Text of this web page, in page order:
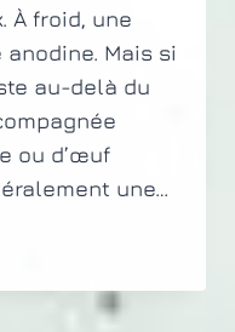
À froid, une
Mais si
au-delà du
ou d’œuf
une…